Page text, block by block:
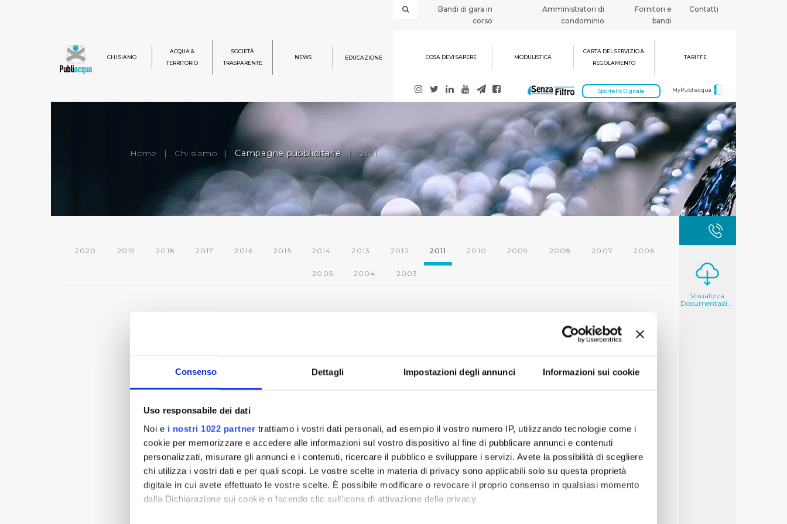
Consenso Dettagli Impostazioni degli annunci Informazioni sui cookie
Uso responsabile dei dati
Noi e i nostri 1022 partner trattiamo i vostri dati personali, ad esempio il vostro numero IP, utilizzando tecnologie come i
cookie per memorizzare e accedere alle informazioni sul vostro dispositivo al fine di pubblicare annunci e contenuti
personalizzati, misurare gli annunci e i contenuti, ricercare il pubblico e sviluppare i servizi. Avete la possibilità di scegliere
chi utilizza i vostri dati e per quali scopi. Le vostre scelte in materia di privacy sono applicabili solo su questa proprietà
digitale in cui avete effettuato le vostre scelte. È possibile modificare o revocare il proprio consenso in qualsiasi momento
dalla Dichiarazione sui cookie o facendo clic sull'icona di attivazione della privacy.
Bandi di gara in
corso
Amministratori di
condominio
Fornitori e
bandi
Contatti
CHI SIAMO
ACQUA &
TERRITORIO
SOCIETÀ
TRASPARENTE
NEWS EDUCAZIONE COSA DEVI SAPERE MODULISTICA
CARTA DEL SERVIZIO &
REGOLAMENTO
TARIFFE
MyPubliacqua
Sportello Digitale
Home | Chi siamo | Campagne pubblicitarie | 2011
2020 2019 2018 2017 2016 2015 2014 2013 2012 2011 2010 2009 2008 2007 2006
2005 2004 2003
Visualizza
Documentazione